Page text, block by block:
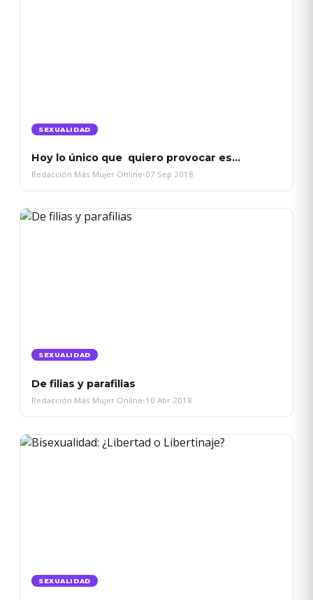
SEXUALIDAD
Hoy lo único que quiero provocar es…
Redacción Más Mujer Online•07 Sep 2018
SEXUALIDAD
De filias y parafilias
Redacción Más Mujer Online•10 Abr 2018
SEXUALIDAD